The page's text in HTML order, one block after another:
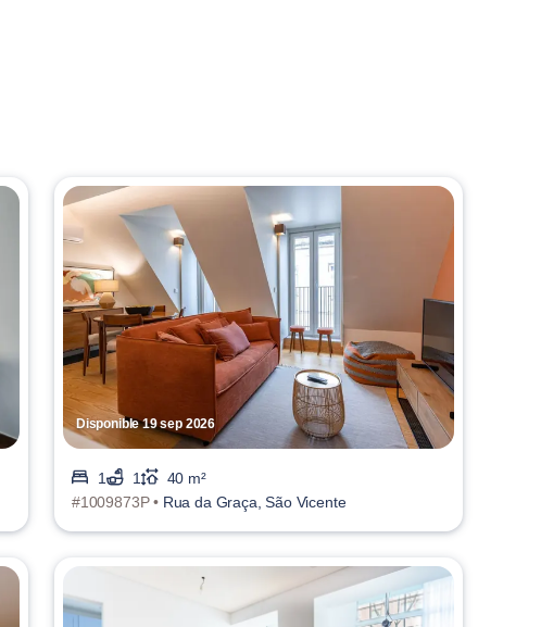
Disponible 19 sep 2026
1 1
40 m²
#1009873P • Rua da Graça, São Vicente